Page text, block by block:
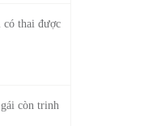
có thai được
còn trinh